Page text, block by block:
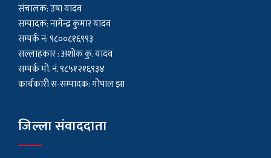
संचालक: उषा यादव
सम्पादक: नागेन्द्र कुमार यादव
सम्पर्क नं: ९८००८१६९९३
सल्लाहकार : अशाेक कु. यादव
सम्पर्क मो. नं. ९८५१२१६९३४
कार्यकारी स-सम्पादक: गोपाल झा
जिल्ला संवाददाता